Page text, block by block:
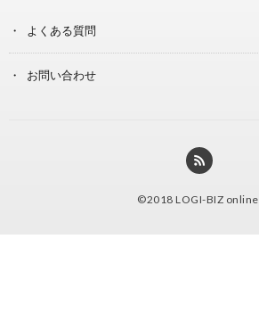
よくある質問
お問い合わせ
©2018 LOGI-BIZ online